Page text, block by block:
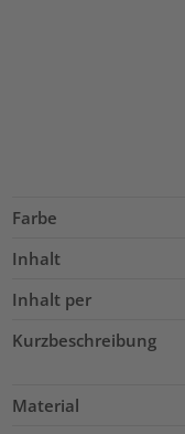
Farbe
Inhalt
Inhalt per
Kurzbeschreibung
Material